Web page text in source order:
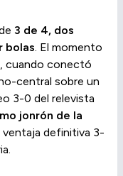
3 de 4, dos
bolas. El momento
cuando conectó
central sobre un
3-0 del relevista
jonrón de la
ventaja definitiva 3-